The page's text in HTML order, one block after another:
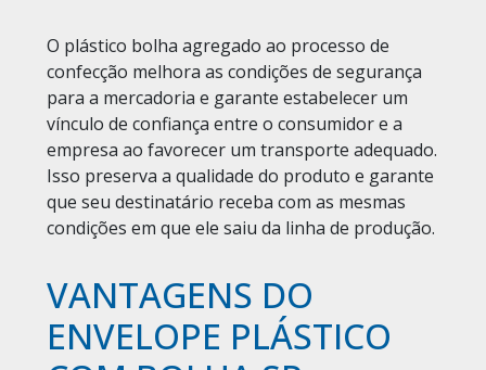
O plástico bolha agregado ao processo de
confecção melhora as condições de segurança
para a mercadoria e garante estabelecer um
vínculo de confiança entre o consumidor e a
empresa ao favorecer um transporte adequado.
Isso preserva a qualidade do produto e garante
que seu destinatário receba com as mesmas
condições em que ele saiu da linha de produção.
VANTAGENS DO
ENVELOPE PLÁSTICO